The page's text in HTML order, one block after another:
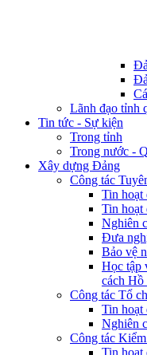
Lãnh đạo tỉnh
Tin tức - Sự kiện
Trong tỉnh
Trong nước -
Xây dựng Đảng
Công tác
Tin hoạt
Tin hoạt
Nghiên
Đưa
Bảo vệ
Học tập
cách
Công tác Tổ
Tin hoạt
Nghiên
Công tác
Tin hoạt